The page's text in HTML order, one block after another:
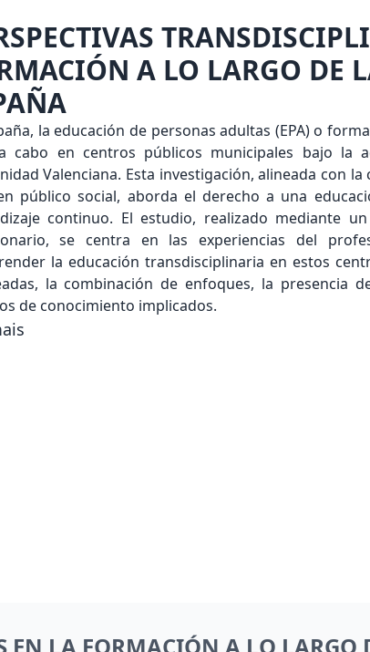
A LO LARGO DE
la educación de personas adultas (EPA) o
cabo en centros públicos municipales bajo la
Valenciana. Esta investigación, alineada con
público social, aborda el derecho a una
continuo. El estudio, realizado mediante
se centra en las experiencias del
la educación transdisciplinaria en estos
la combinación de enfoques, la presencia
de conocimiento implicados.